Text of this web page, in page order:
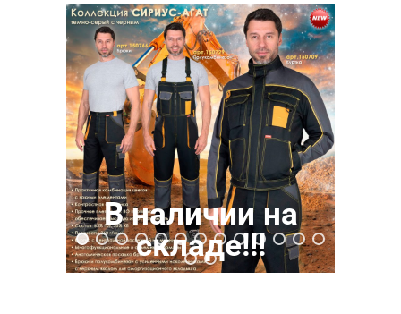
В наличии на
складе!!!